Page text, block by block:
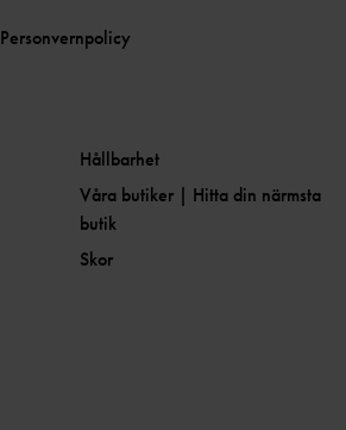
Personvernpolicy
Hållbarhet
Våra butiker | Hitta din närmsta
butik
Skor